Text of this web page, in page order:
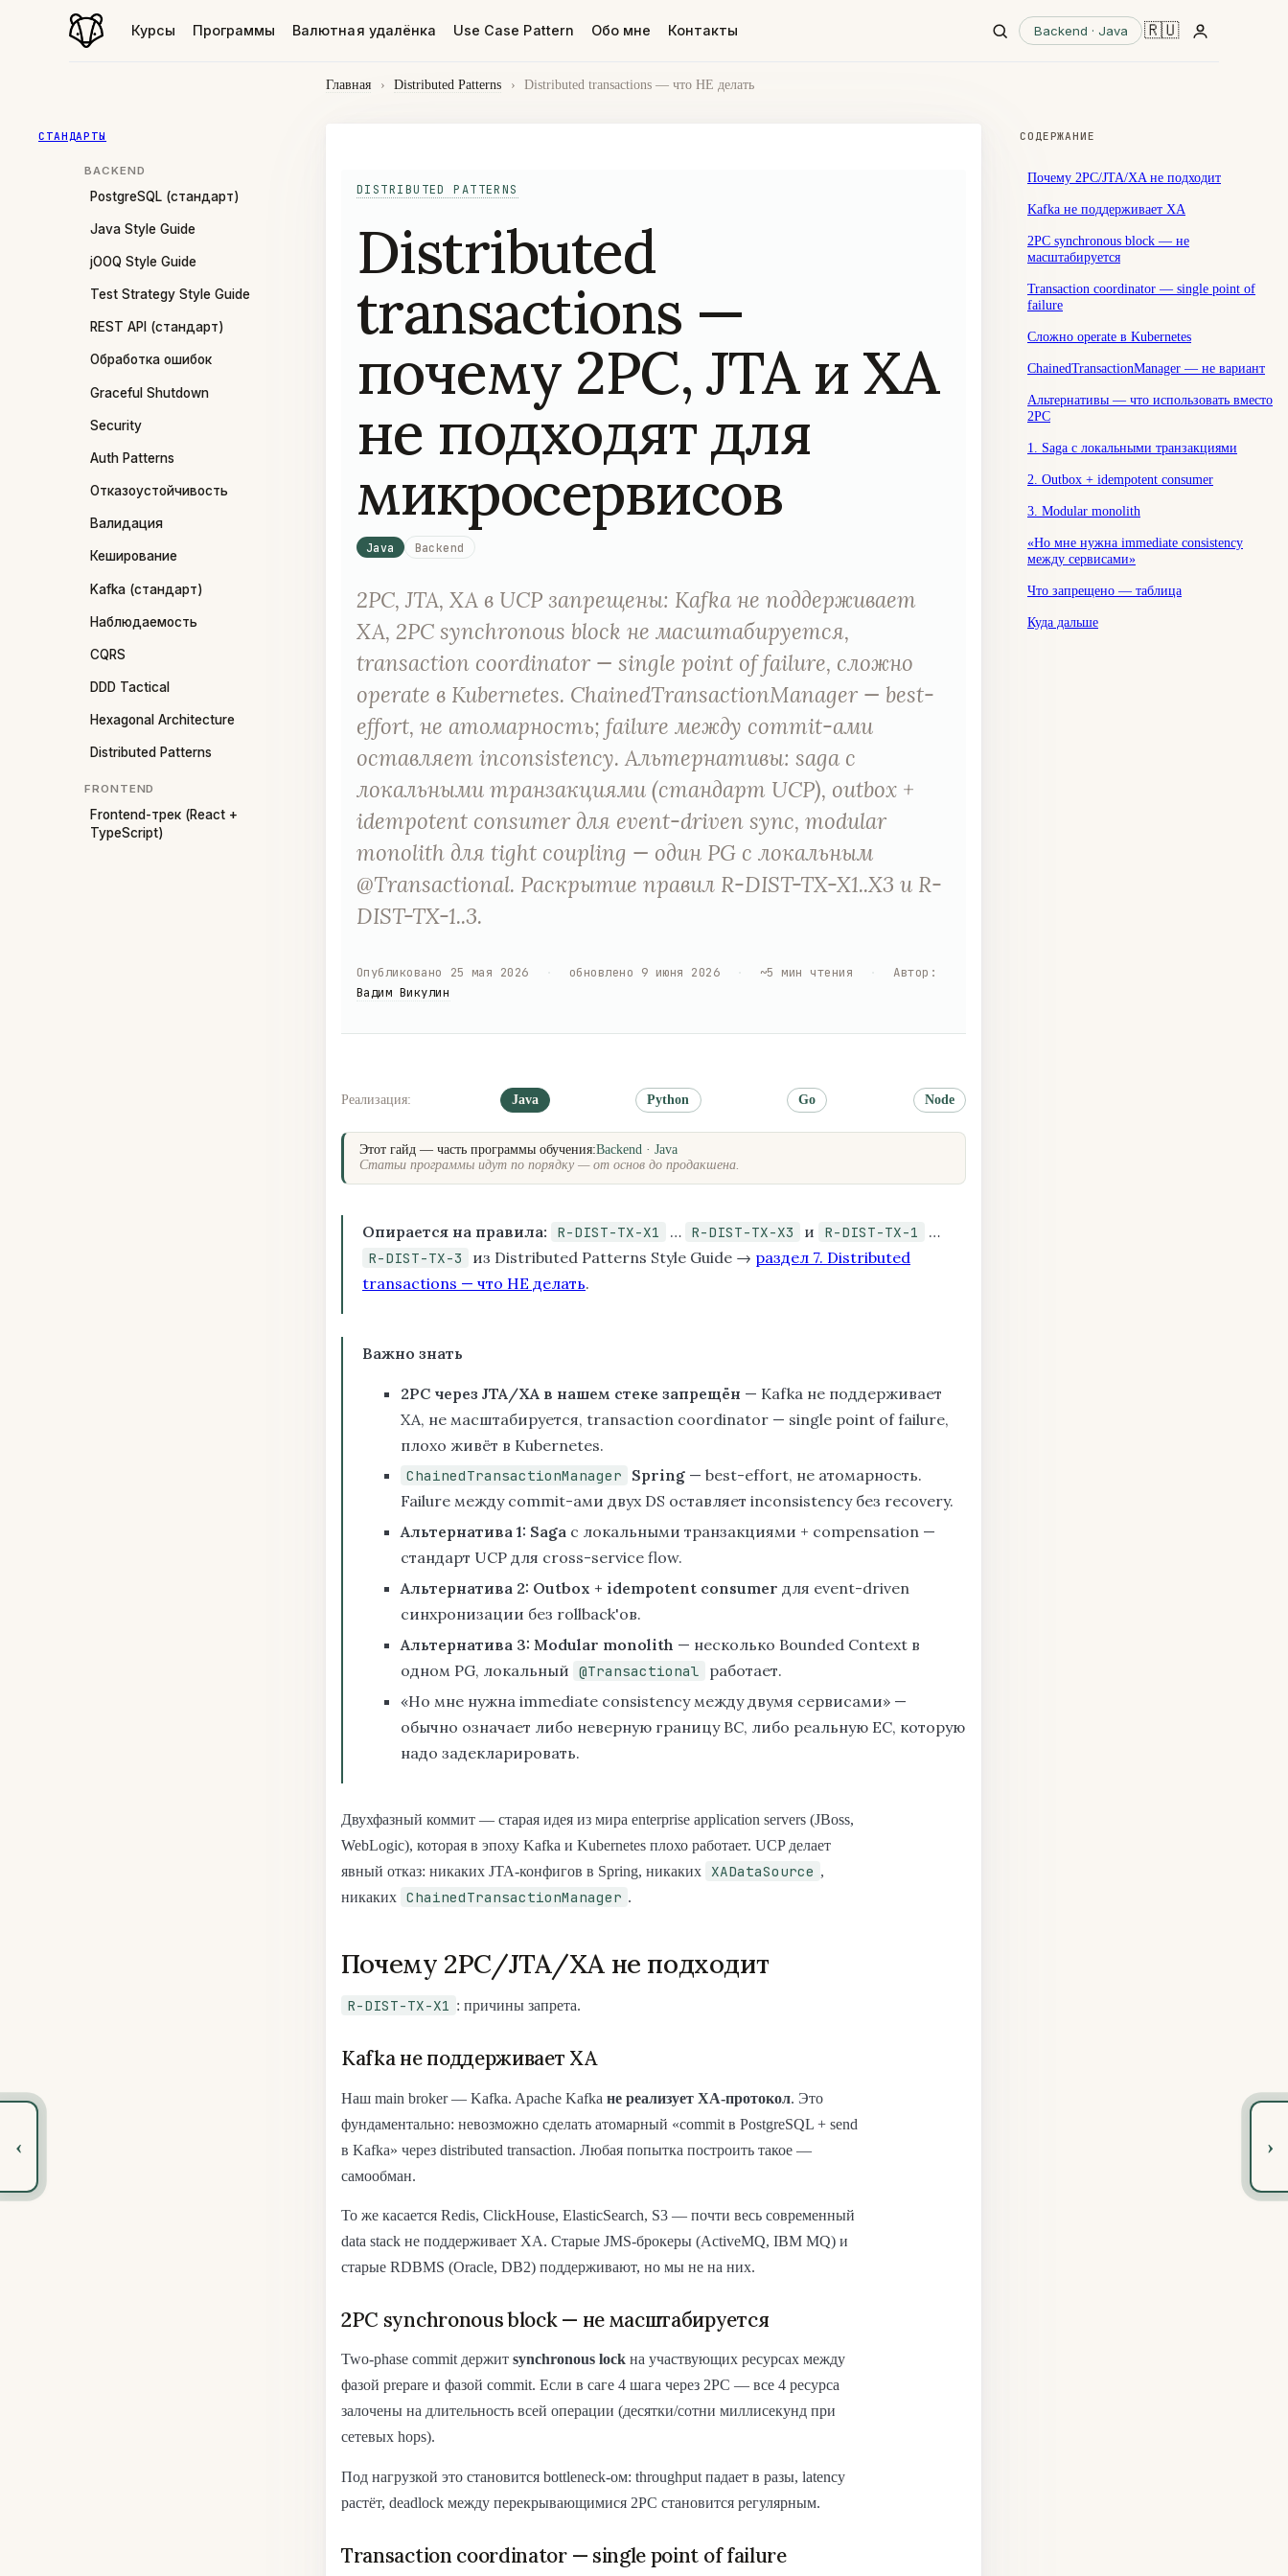
Курсы Программы Валютная удалёнка Use Case Pattern Обо мне Контакты Backend · Java 🇷🇺
СТАНДАРТЫ
BACKEND
PostgreSQL (стандарт)
Java Style Guide
jOOQ Style Guide
Test Strategy Style Guide
REST API (стандарт)
Обработка ошибок
Graceful Shutdown
Security
Auth Patterns
Отказоустойчивость
Валидация
Кеширование
Kafka (стандарт)
Наблюдаемость
CQRS
DDD Tactical
Hexagonal Architecture
Distributed Patterns
FRONTEND
Frontend-трек (React +
TypeScript)
‹
Главная › Distributed Patterns › Distributed transactions — что НЕ делать
DISTRIBUTED PATTERNS
Distributed
transactions —
почему 2PC, JTA и XA
не подходят для
микросервисов
Java Backend
2PC, JTA, XA в UCP запрещены: Kafka не поддерживает
XA, 2PC synchronous block не масштабируется,
transaction coordinator — single point of failure, сложно
operate в Kubernetes. ChainedTransactionManager — best-
effort, не атомарность; failure между commit-ами
оставляет inconsistency. Альтернативы: saga с
локальными транзакциями (стандарт UCP), outbox +
idempotent consumer для event-driven sync, modular
monolith для tight coupling — один PG с локальным
@Transactional. Раскрытие правил R-DIST-TX-X1..X3 и R-
DIST-TX-1..3.
Опубликовано 25 мая 2026 обновлено 9 июня 2026 ~5 мин чтения Автор :
Вадим Викулин
Реализация: Java Python Go Node
Этот гайд — часть программы обучения:Backend · Java
Статьи программы идут по порядку — от основ до продакшена.
Опирается на правила: R-DIST-TX-X1 … R-DIST-TX-X3 и R-DIST-TX-1 …
R-DIST-TX-3 из Distributed Patterns Style Guide → раздел 7. Distributed
transactions — что НЕ делать.
Важно знать
2PC через JTA/XA в нашем стеке запрещён — Kafka не поддерживает
XA, не масштабируется, transaction coordinator — single point of failure,
плохо живёт в Kubernetes.
ChainedTransactionManager Spring — best-effort, не атомарность.
Failure между commit-ами двух DS оставляет inconsistency без recovery.
Альтернатива 1: Saga с локальными транзакциями + compensation —
стандарт UCP для cross-service flow.
Альтернатива 2: Outbox + idempotent consumer для event-driven
синхронизации без rollback'ов.
Альтернатива 3: Modular monolith — несколько Bounded Context в
одном PG, локальный @Transactional
работает.
«Но мне нужна immediate consistency между двумя сервисами» —
обычно означает либо неверную границу BC, либо реальную EC, которую
надо задекларировать.
Двухфазный коммит — старая идея из мира enterprise application servers (JBoss,
WebLogic), которая в эпоху Kafka и Kubernetes плохо работает. UCP делает
явный отказ: никаких JTA-конфигов в Spring, никаких XADataSource ,
никаких ChainedTransactionManager .
Почему 2PC/JTA/XA не подходит
R-DIST-TX-X1 : причины запрета.
Kafka не поддерживает XA
Наш main broker — Kafka. Apache Kafka не реализует XA-протокол. Это
фундаментально: невозможно сделать атомарный «commit в PostgreSQL + send
в Kafka» через distributed transaction. Любая попытка построить такое —
самообман.
То же касается Redis, ClickHouse, ElasticSearch, S3 — почти весь современный
data stack не поддерживает XA. Старые JMS-брокеры (ActiveMQ, IBM MQ) и
старые RDBMS (Oracle, DB2) поддерживают, но мы не на них.
2PC synchronous block — не масштабируется
Two-phase commit держит synchronous lock на участвующих ресурсах между
фазой prepare и фазой commit. Если в саге 4 шага через 2PC — все 4 ресурса
залочены на длительность всей операции (десятки/сотни миллисекунд при
сетевых hops).
Под нагрузкой это становится bottleneck-ом: throughput падает в разы, latency
растёт, deadlock между перекрывающимися 2PC становится регулярным.
Transaction coordinator — single point of failure
›
СОДЕРЖАНИЕ
Почему 2PC/JTA/XA не подходит
Kafka не поддерживает XA
2PC synchronous block — не
масштабируется
Transaction coordinator — single point of
failure
Сложно operate в Kubernetes
ChainedTransactionManager — не вариант
Альтернативы — что использовать вместо
2PC
1. Saga с локальными транзакциями
2. Outbox + idempotent consumer
3. Modular monolith
«Но мне нужна immediate consistency
между сервисами»
Что запрещено — таблица
Куда дальше